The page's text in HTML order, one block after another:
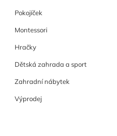
Pokojíček
Montessori
Hračky
Dětská zahrada a sport
Zahradní nábytek
Výprodej